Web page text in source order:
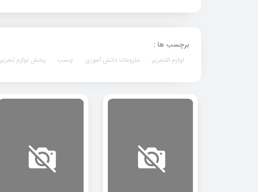
برچسب ها :
لوازم التحریر ملزومات دانش آموزی چسب پخش لوازم تحریر